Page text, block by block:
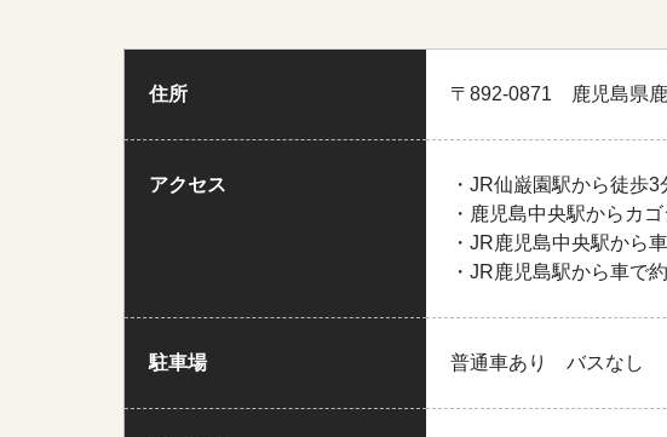
住所 〒892-0871 鹿児島県
アクセス
・JR仙巌園駅から徒歩3
・鹿児島中央駅からカ
・JR鹿児島中央駅から
・JR鹿児島駅から車で
駐車場 普通車あり バスなし